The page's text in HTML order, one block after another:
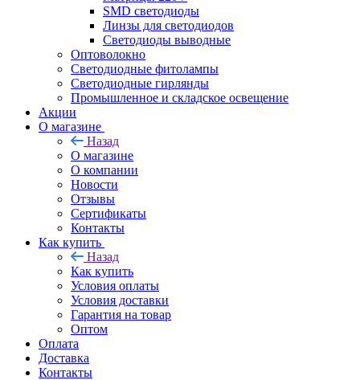
SMD светодиоды
Линзы для светодиодов
Светодиоды выводные
Оптоволокно
Светодиодные фитолампы
Светодиодные гирлянды
Промышленное и складское освещение
Акции
О магазине
Назад
О магазине
О компании
Новости
Отзывы
Сертификаты
Контакты
Как купить
Назад
Как купить
Условия оплаты
Условия доставки
Гарантия на товар
Оптом
Оплата
Доставка
Контакты